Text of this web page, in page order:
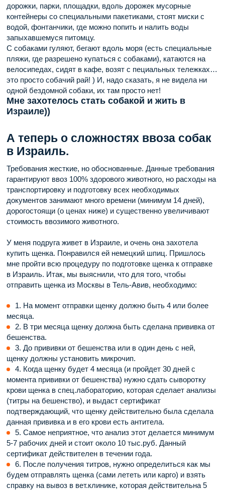
дорожки, парки, площадки, вдоль дорожек мусорные
контейнеры со специальными пакетиками, стоят миски с
водой, фонтанчики, где можно попить и налить воды
запыхавшемуся питомцу.
С собаками гуляют, бегают вдоль моря (есть специальные
пляжи, где разрешено купаться с собаками), катаются на
велосипедах, сидят в кафе, возят с пециальных тележках…
это просто собачий рай! ) И, надо сказать, я не видела ни
одной бездомной собаки, их там просто нет!
Мне захотелось стать собакой и жить в
Израиле))
А теперь о сложностях ввоза собак
в Израиль.
Требования жесткие, но обоснованные. Данные требования
гарантируют ввоз 100% здорового животного, но расходы на
транспортировку и подготовку всех необходимых
документов занимают много времени (минимум 14 дней),
дорогостоящи (о ценах ниже) и существенно увеличивают
стоимость ввозимого животного.
У меня подруга живет в Израиле, и очень она захотела
купить щенка. Понравился ей немецкий шпиц. Пришлось
мне пройти всю процедуру по подготовке щенка к отправке
в Израиль. Итак, мы выяснили, что для того, чтобы
отправить щенка из Москвы в Тель-Авив, необходимо:
1. На момент отправки щенку должно быть 4 или более
месяца.
2. В три месяца щенку должна быть сделана прививка от
бешенства.
3. До прививки от бешенства или в один день с ней,
щенку должны установить микрочип.
4. Когда щенку будет 4 месяца (и пройдет 30 дней с
момента прививки от бешенства) нужно сдать сыворотку
крови щенка в спец.лабораторию, которая сделает анализы
(титры на бешенство), и выдаст сертификат
подтверждающий, что щенку действительно была сделала
данная прививка и в его крови есть антитела.
5. Самое неприятное, что анализ этот делается минимум
5-7 рабочих дней и стоит около 10 тыс.руб. Данный
сертификат действителен в течении года.
6. После получения титров, нужно определиться как мы
будем отправлять щенка (сами лететь или карго) и взять
справку на вывоз в вет.клинике, которая действительна 5